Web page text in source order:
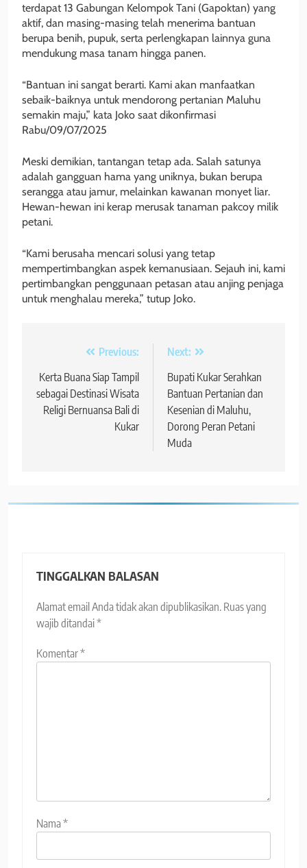
terdapat 13 Gabungan Kelompok Tani (Gapoktan) yang
aktif, dan masing-masing telah menerima bantuan
berupa benih, pupuk, serta perlengkapan lainnya guna
mendukung masa tanam hingga panen.
“Bantuan ini sangat berarti. Kami akan manfaatkan
sebaik-baiknya untuk mendorong pertanian Maluhu
semakin maju,” kata Joko saat dikonfirmasi
Rabu/09/07/2025
Meski demikian, tantangan tetap ada. Salah satunya
adalah gangguan hama yang uniknya, bukan berupa
serangga atau jamur, melainkan kawanan monyet liar.
Hewan-hewan ini kerap merusak tanaman pakcoy milik
petani.
“Kami berusaha mencari solusi yang tetap
mempertimbangkan aspek kemanusiaan. Sejauh ini, kami
pertimbangkan penggunaan petasan atau anjing penjaga
untuk menghalau mereka,” tutup Joko.
Navigasi
pos
Previous:
Kerta Buana Siap Tampil
sebagai Destinasi Wisata
Religi Bernuansa Bali di
Kukar
Next:
Bupati Kukar Serahkan
Bantuan Pertanian dan
Kesenian di Maluhu,
Dorong Peran Petani
Muda
TINGGALKAN BALASAN
Alamat email Anda tidak akan dipublikasikan. Ruas yang
wajib ditandai*
Komentar*
Nama*